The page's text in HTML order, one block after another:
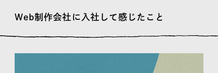
Web制作会社に入社して感じたこと